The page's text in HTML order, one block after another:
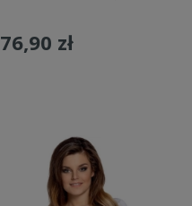
76,90 zł